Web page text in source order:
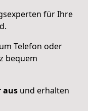
für Ihre
Telefon oder
bequem
aus und erhalten